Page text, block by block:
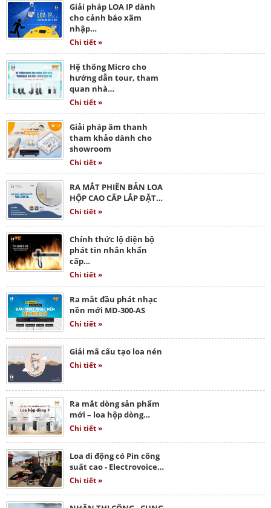
Giải pháp LOA IP dành
cho cảnh báo xâm
nhập…
Chi tiết »
Hệ thống Micro cho
hướng dẫn tour, tham
quan nhà…
Chi tiết »
Giải pháp âm thanh
tham khảo dành cho
showroom
Chi tiết »
RA MẮT PHIÊN BẢN LOA
HỘP CAO CẤP LẮP ĐẶT…
Chi tiết »
Chính thức lộ diện bộ
phát tin nhắn khẩn
cấp…
Chi tiết »
Ra mắt đầu phát nhạc
nền mới MD-300-AS
Chi tiết »
Giải mã cấu tạo loa nén
Chi tiết »
Ra mắt dòng sản phẩm
mới – loa hộp dòng…
Chi tiết »
Loa di động có Pin công
suất cao - Electrovoice…
Chi tiết »